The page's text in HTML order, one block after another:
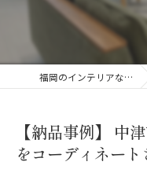
福岡のインテリアならマスダホームリビング
【納品事例】 中
をコーディネート